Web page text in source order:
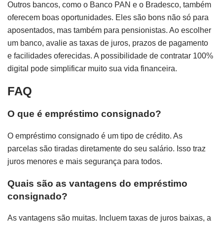
Outros bancos, como o Banco PAN e o Bradesco, também
oferecem boas oportunidades. Eles são bons não só para
aposentados, mas também para pensionistas. Ao escolher
um banco, avalie as taxas de juros, prazos de pagamento
e facilidades oferecidas. A possibilidade de contratar 100%
digital pode simplificar muito sua vida financeira.
FAQ
O que é empréstimo consignado?
O empréstimo consignado é um tipo de crédito. As
parcelas são tiradas diretamente do seu salário. Isso traz
juros menores e mais segurança para todos.
Quais são as vantagens do empréstimo
consignado?
As vantagens são muitas. Incluem taxas de juros baixas, a